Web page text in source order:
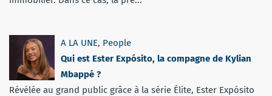
A LA UNE, People
Qui est Ester Expósito, la compagne de Kylian
Mbappé ?
Révélée au grand public grâce à la série Élite, Ester Expósito